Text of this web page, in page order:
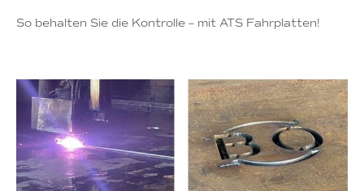
So behalten Sie die Kontrolle – mit ATS Fahrplatten!